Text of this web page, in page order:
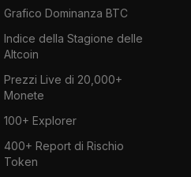
Grafico Dominanza BTC
Indice della Stagione delle
Altcoin
Prezzi Live di 20,000+
Monete
100+ Explorer
400+ Report di Rischio
Token